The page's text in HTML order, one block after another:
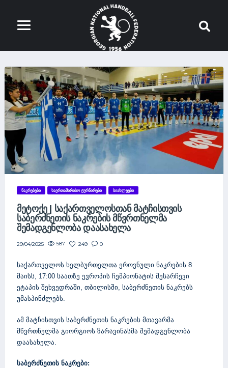
ᲜᲐᲙᲠᲔᲑᲔᲑᲘ ᲡᲐᲔᲠᲗᲐᲨᲘᲠᲘᲡᲝ ᲢᲣᲠᲜᲘᲠᲔᲑᲘ ᲡᲘᲐᲮᲚᲔᲔᲑᲘ
ᲛᲔᲢᲝᲥᲔ | ᲡᲐᲥᲐᲠᲗᲕᲔᲚᲝᲡᲗᲐᲜ ᲛᲐᲢᲩᲘᲡᲗᲕᲘᲡ
ᲡᲐᲑᲔᲠᲫᲜᲔᲗᲘᲡ ᲜᲐᲙᲠᲔᲑᲘᲡ ᲛᲬᲕᲠᲗᲜᲔᲚᲛᲐ
ᲨᲔᲛᲐᲓᲒᲔᲜᲚᲝᲑᲐ ᲓᲐᲐᲡᲐᲮᲔᲚᲐ
29/04/2025 587 249 0
საქართველოს ხელბურთელთა ეროვნული ნაკრების 8
მაისს, 17:00 საათზე ევროპის ჩემპიონატის შესარჩევი
ეტაპის შეხვედრაში, თბილისში, საბერძნეთის ნაკრებს
უმასპინძლებს.
ამ მატჩისთვის საბერძნეთის ნაკრების მთავარმა
მწვრთნელმა გიორგიოს ზარავინასმა შემადგენლობა
დაასახელა.
საბერძნეთის ნაკრები: